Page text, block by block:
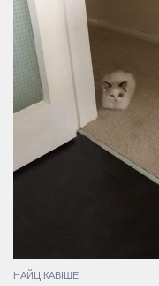
НАЙЦІКАВІШЕ